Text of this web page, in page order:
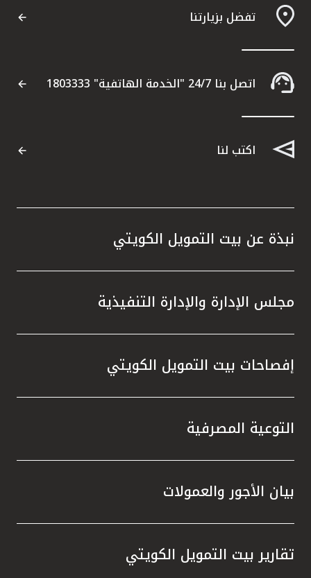
تفضل بزيارتنا
اتصل بنا 24/7 "الخدمة الهاتفية" 1803333
اكتب لنا
نبذة عن بيت التمويل الكويتي
مجلس الإدارة والإدارة التنفيذية
إفصاحات بيت التمويل الكويتي
التوعية المصرفية
بيان الأجور والعمولات
تقارير بيت التمويل الكويتي